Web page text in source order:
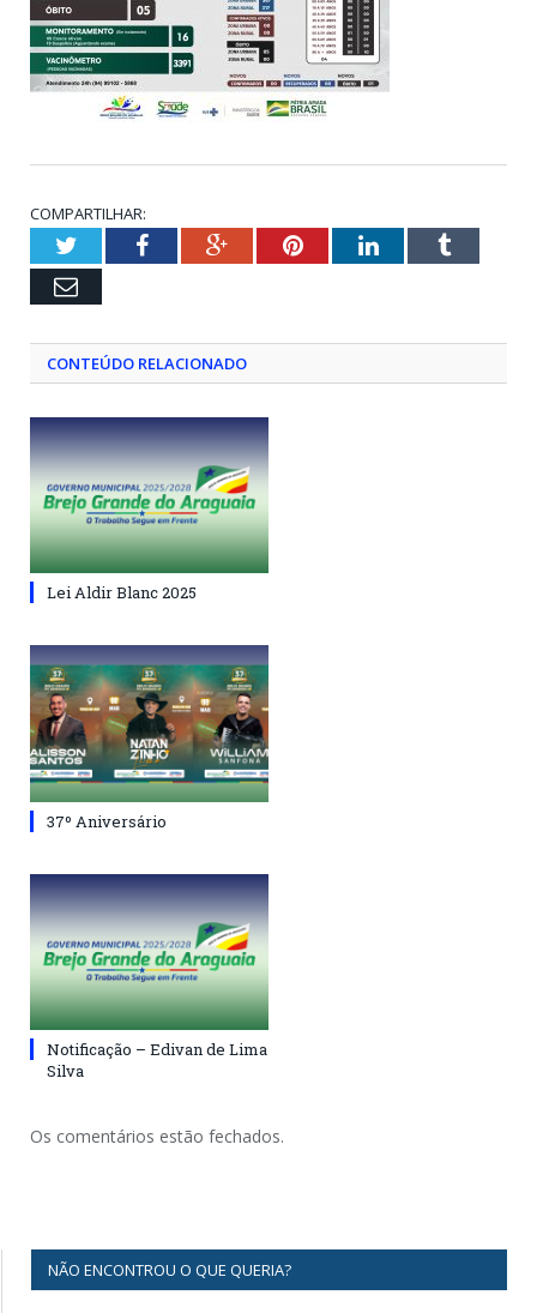
COMPARTILHAR:
TwitterFacebookGoogle+PinterestLinkedInTumblr
Email
CONTEÚDO RELACIONADO
Lei Aldir Blanc 2025
37º Aniversário
Notificação – Edivan de Lima
Silva
Os comentários estão fechados.
NÃO ENCONTROU O QUE QUERIA?